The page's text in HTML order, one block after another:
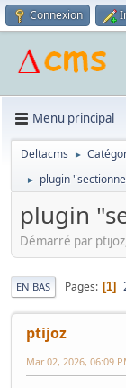
Connexion
Menu principal
Deltacms ►
► plugin
plugin
Démarré par
EN BAS Pages 1
ptijoz
Mar 02, 2026, 06:09